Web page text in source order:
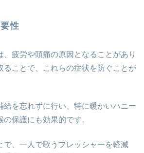
性
、疲労や頭痛の原因となることがあり
ることで、これらの症状を防ぐことが
給を忘れずに行い、特に暖かいハニー
保護にも効果的です。
で、一人で歌うプレッシャーを軽減